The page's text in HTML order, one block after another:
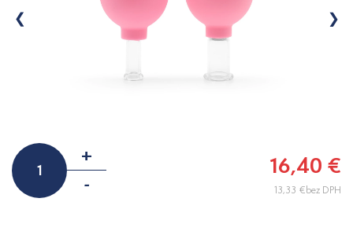
+
-
16,40 €
13,33 €bez DPH